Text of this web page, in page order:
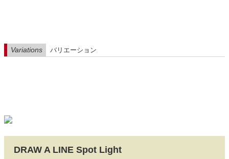
Variations バリエーション
DRAW A LINE Spot Light